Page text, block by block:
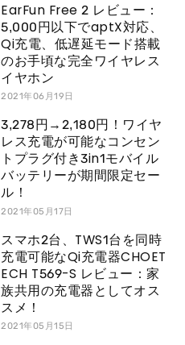
EarFun Free 2 レビュー：
5,000円以下でaptX対応、
Qi充電、低遅延モード搭載
のお手頃な完全ワイヤレス
イヤホン
2021年06月19日
3,278円→2,180円！ワイヤ
レス充電が可能なコンセン
トプラグ付き3in1モバイル
バッテリーが期間限定セー
ル！
2021年05月17日
スマホ2台、TWS1台を同時
充電可能なQi充電器CHOET
ECH T569-S レビュー：家
族共用の充電器としてオス
スメ！
2021年05月15日